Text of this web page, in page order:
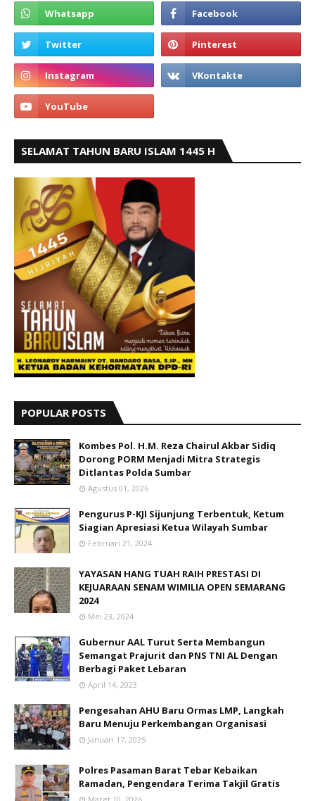
SELAMAT TAHUN BARU ISLAM 1445 H
POPULAR POSTS
Kombes Pol. H.M. Reza Chairul Akbar Sidiq
Dorong PORM Menjadi Mitra Strategis
Ditlantas Polda Sumbar
Agustus 01, 2026
Pengurus P-KJI Sijunjung Terbentuk, Ketum
Siagian Apresiasi Ketua Wilayah Sumbar
Februari 21, 2024
YAYASAN HANG TUAH RAIH PRESTASI DI
KEJUARAAN SENAM WIMILIA OPEN SEMARANG
2024
Mei 23, 2024
Gubernur AAL Turut Serta Membangun
Semangat Prajurit dan PNS TNI AL Dengan
Berbagi Paket Lebaran
April 14, 2023
Pengesahan AHU Baru Ormas LMP, Langkah
Baru Menuju Perkembangan Organisasi
Januari 17, 2025
Polres Pasaman Barat Tebar Kebaikan
Ramadan, Pengendara Terima Takjil Gratis